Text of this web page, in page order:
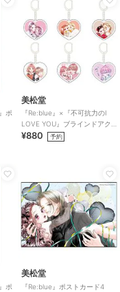
ポ
美松堂
『Re:blue』×『不可抗力のI
LOVE YOU』ブラインドアク
リルキーホルダー（全6種）
¥880 予約
ポ
美松堂
『Re:blue』ポストカード4